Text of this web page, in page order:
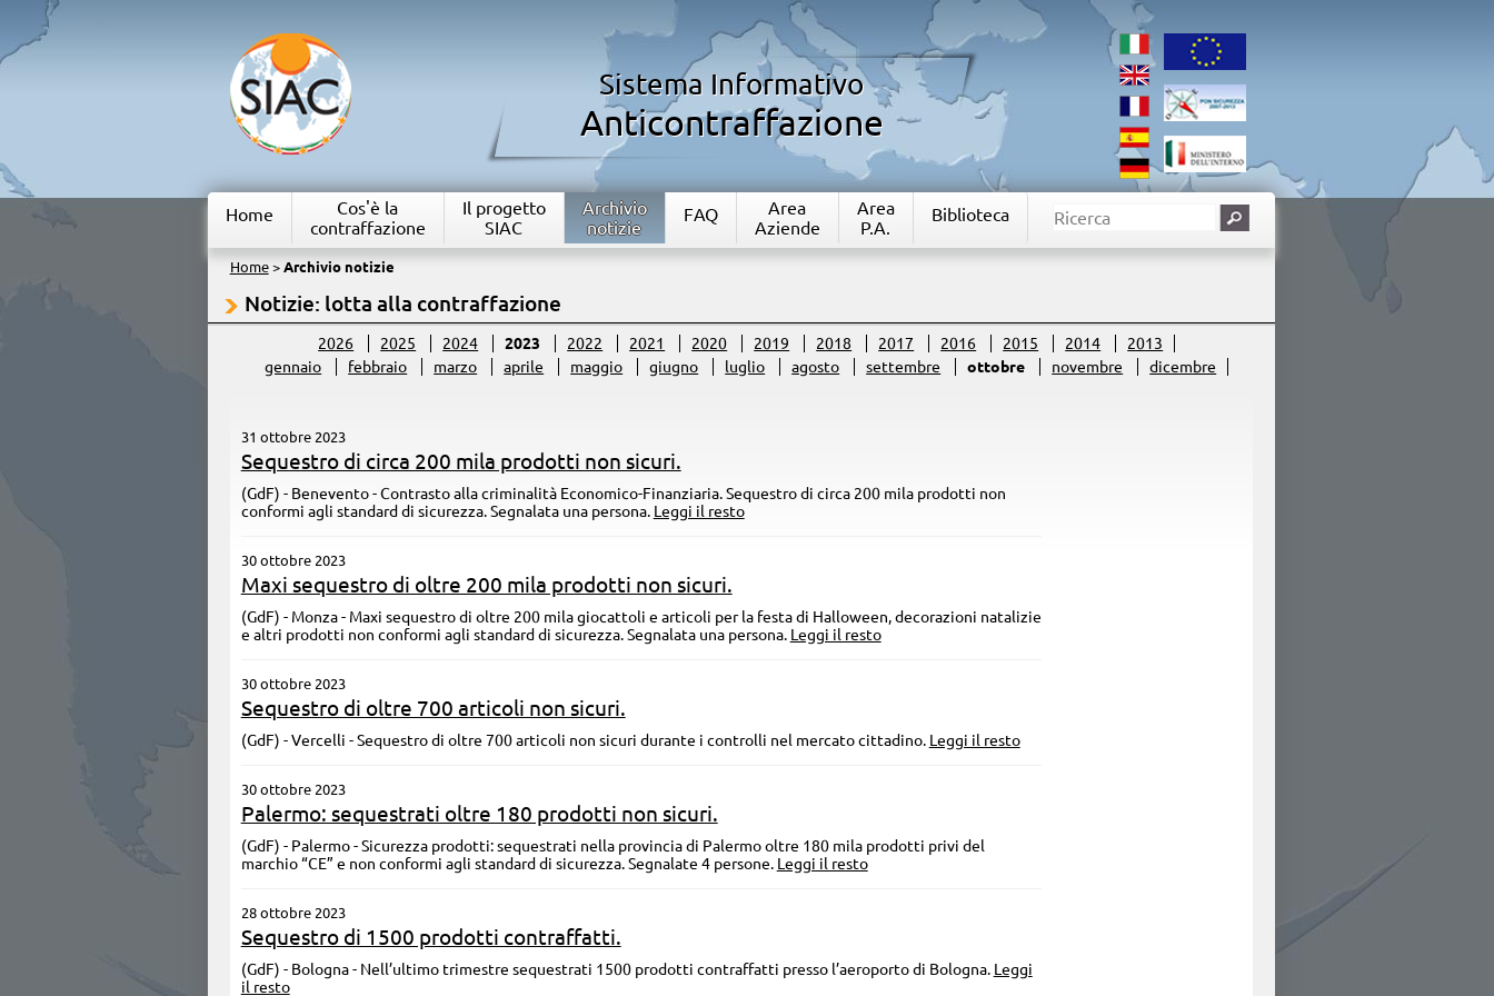
Sistema Informativo
Anticontraffazione
Home
Cos'è la
contraffazione
Il progetto
SIAC
Archivio
notizie
FAQ
Area
Aziende
Area
P.A.
Biblioteca
Home> Archivio notizie
Notizie: lotta alla contraffazione
2026 2025 2024 2023 2022 2021 2020 2019 2018 2017 2016 2015 2014
2013
gennaio
febbraio marzo aprile maggio giugno luglio agosto settembre ottobre novembre dicembre
31 ottobre 2023
Sequestro di circa 200 mila prodotti non sicuri.
(GdF) - Benevento - Contrasto alla criminalità Economico-Finanziaria. Sequestro di circa 200 mila prodotti non
conformi agli standard di sicurezza. Segnalata una persona. Leggi il resto
30 ottobre 2023
Maxi sequestro di oltre 200 mila prodotti non sicuri.
(GdF) - Monza - Maxi sequestro di oltre 200 mila giocattoli e articoli per la festa di Halloween, decorazioni natalizie
e altri prodotti non conformi agli standard di sicurezza. Segnalata una persona. Leggi il resto
30 ottobre 2023
Sequestro di oltre 700 articoli non sicuri.
(GdF) - Vercelli - Sequestro di oltre 700 articoli non sicuri durante i controlli nel mercato cittadino. Leggi il resto
30 ottobre 2023
Palermo: sequestrati oltre 180 prodotti non sicuri.
(GdF) - Palermo - Sicurezza prodotti: sequestrati nella provincia di Palermo oltre 180 mila prodotti privi del
marchio “CE” e non conformi agli standard di sicurezza. Segnalate 4 persone. Leggi il resto
28 ottobre 2023
Sequestro di 1500 prodotti contraffatti.
(GdF) - Bologna - Nell’ultimo trimestre sequestrati 1500 prodotti contraffatti presso l’aeroporto di Bologna. Leggi
il resto